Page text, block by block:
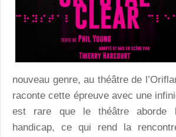
nouveau genre, au théâtre de
raconte cette épreuve avec une
est rare que le théâtre aborde
handicap, ce qui rend la